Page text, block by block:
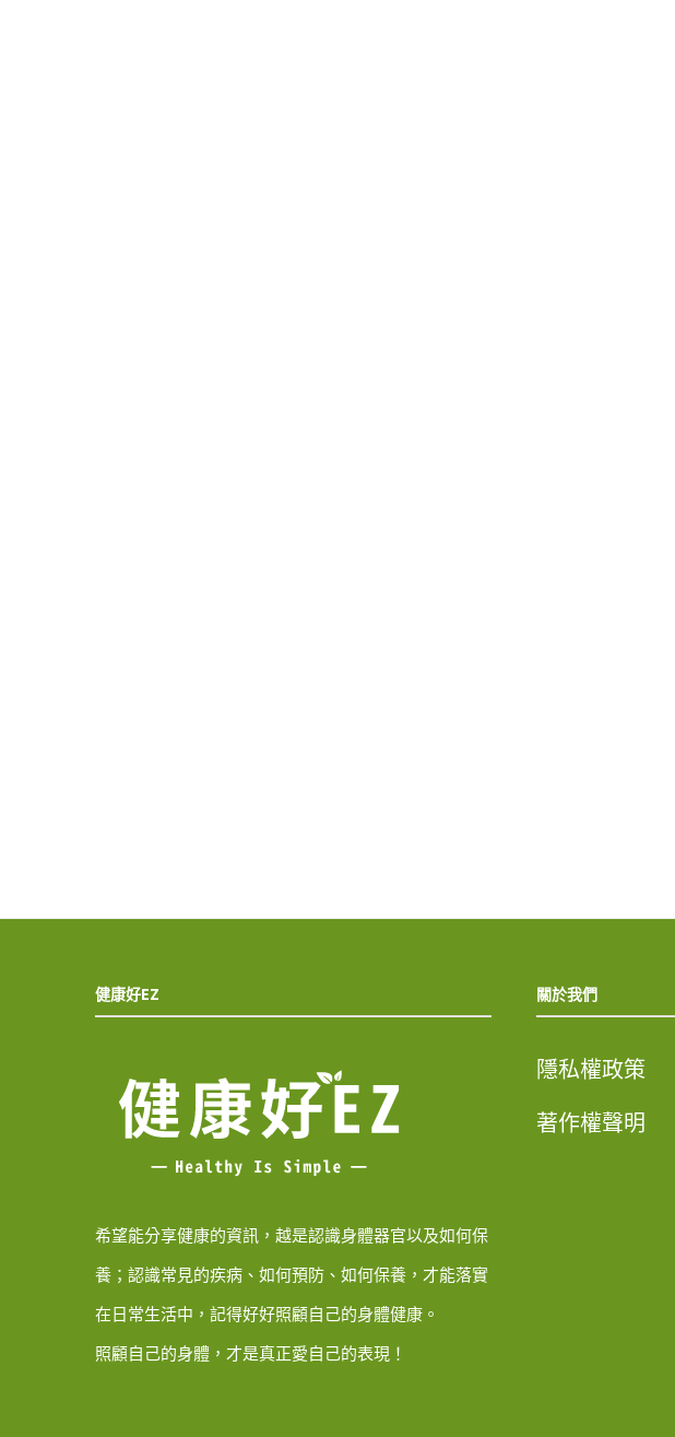
健康好EZ
希望能分享健康的資訊，越是認識身體器官以及如何保
養；認識常見的疾病、如何預防、如何保養，才能落實
在日常生活中，記得好好照顧自己的身體健康。
照顧自己的身體，才是真正愛自己的表現！
關於我們
隱私權政策
著作權聲明